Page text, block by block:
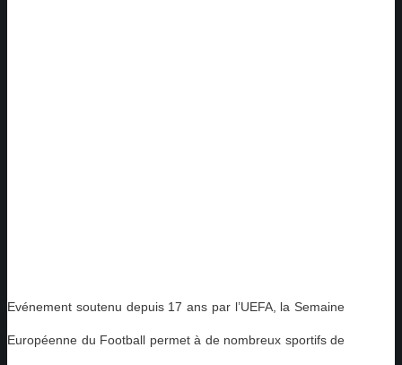
Evénement soutenu depuis 17 ans par l’UEFA, la Semaine
Européenne du Football permet à de nombreux sportifs de